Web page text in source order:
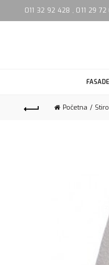
011 32 92 428 , 011 29 72
FASADE
Početna